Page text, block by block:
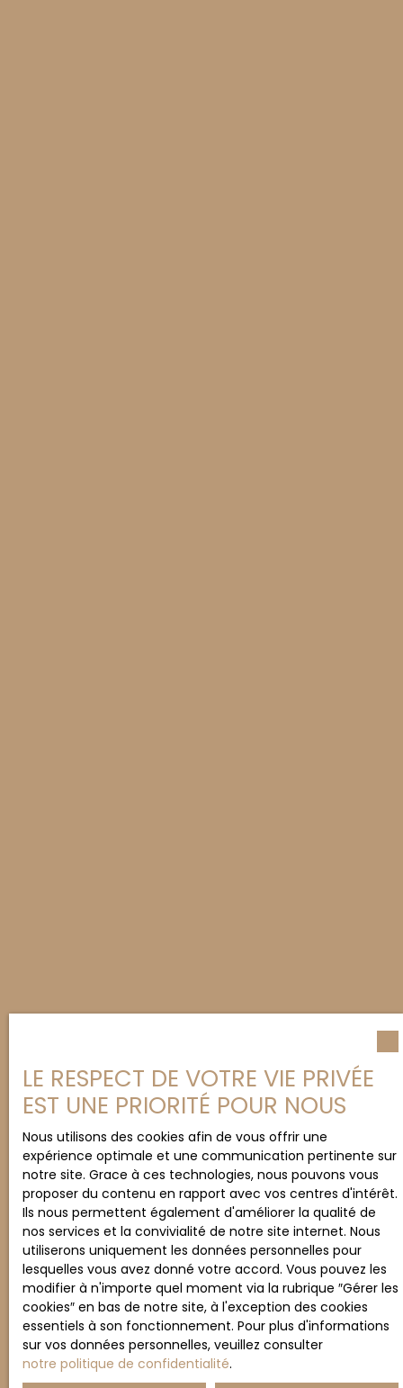
LE RESPECT DE VOTRE VIE PRIVÉE
EST UNE PRIORITÉ POUR NOUS
Nous utilisons des cookies afin de vous offrir une
expérience optimale et une communication pertinente sur
notre site. Grace à ces technologies, nous pouvons vous
proposer du contenu en rapport avec vos centres d'intérêt.
Ils nous permettent également d'améliorer la qualité de
nos services et la convivialité de notre site internet. Nous
utiliserons uniquement les données personnelles pour
lesquelles vous avez donné votre accord. Vous pouvez les
modifier à n'importe quel moment via la rubrique ″Gérer les
cookies″ en bas de notre site, à l'exception des cookies
essentiels à son fonctionnement. Pour plus d'informations
sur vos données personnelles, veuillez consulter
notre politique de confidentialité.